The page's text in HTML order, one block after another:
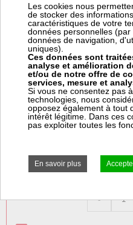
(*) Nous pouvons commander
Pour vous fournir cet article en
stock Saunier Duval), ce
frais de transport pour
s'ajouter à votre coût de
Prix:
450,69 € HT
540,83 € TTC
avec délai
Les cookies nous
de stocker des
caractéristiques de votre
données personnelles (par
données de navigation,
uniques).
Ces données sont
analyse et amélioration
et/ou de notre offre de
services, mesure et
Si vous ne consentez pas
technologies, nous
opposez également à tout
intérêt légitime. Dans ces
pas exploiter toutes les